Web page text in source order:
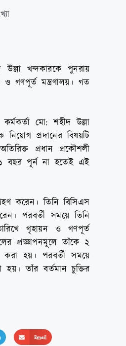
উল্লা খন্দকারকে পুনরায়
ও গণপূর্ত মন্ত্রণালয়। গত
মো: শহীদ উল্লা
নিয়োগ প্রদানের বিষয়টি
প্রধান প্রকৌশলী
১ বছর পূর্ন না হতেই এই
করেন। তিনি বিসিএস
পরবর্তী সময়ে তিনি
গৃহায়ন ও গণপূর্ত
প্রজ্ঞাপনমূলে তাঁকে ২
করা হয়। পরবর্তী সময়ে
তাঁর বর্তমান চুক্তির
Email